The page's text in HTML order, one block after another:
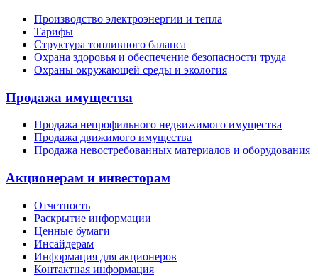
Производство электроэнергии и тепла
Тарифы
Структура топливного баланса
Охрана здоровья и обеспечение безопасности труда
Охраны окружающей среды и экология
Продажа имущества
Продажа непрофильного недвижимого имущества
Продажа движимого имущества
Продажа невостребованных материалов и оборудования
Акционерам и инвесторам
Отчетность
Раскрытие информации
Ценные бумаги
Инсайдерам
Информация для акционеров
Контактная информация